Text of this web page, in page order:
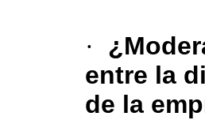
·
entre la
de la